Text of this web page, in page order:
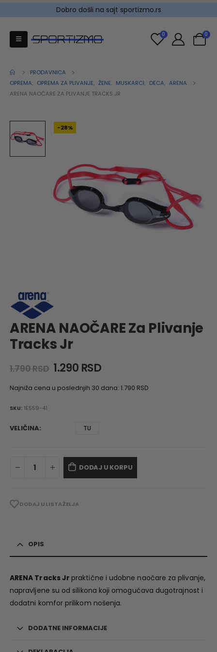
Dobro došli na sajt sportizmo.rs
0 0
PRODAVNICA
OPREMA, OPREMA ZA PLIVANJE, ŽENE, MUSKARCI, DECA, ARENA
ARENA NAOČARE ZA PLIVANJE TRACKS JR
-28%
ARENA NAOČARE Za Plivanje
Tracks Jr
1.790RSD Original
was:
1.290 RSDCurrent
is:
Najniža cena u poslednjih 30 dana: 1.790 RSD
SKU: 1E559-41
VELIČINA TU
DODAJ U KORPU
DODAJ U LISTA ŽELJA
OPIS
ARENA Tracks Jrpraktične i udobne naočare za plivanje,
napravljene su od silikona koji omogućava dugotrajnost i
dodatni komfor prilikom nošenja.
DODATNE INFORMACIJE